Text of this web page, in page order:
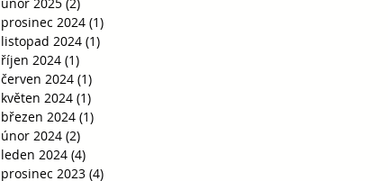
prosinec 2024 (1)
listopad 2024 (1)
říjen 2024 (1)
červen 2024 (1)
květen 2024 (1)
březen 2024 (1)
únor 2024 (2)
leden 2024 (4)
prosinec 2023 (4)